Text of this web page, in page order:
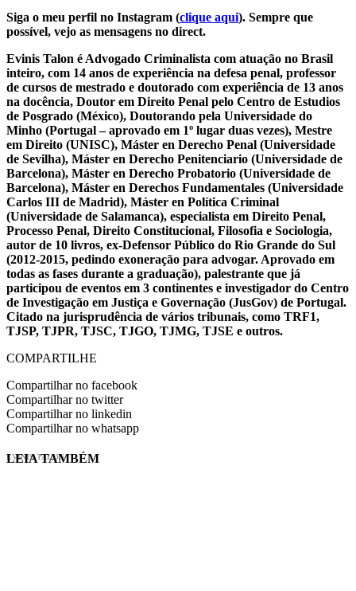
Siga o meu perfil no Instagram (clique aqui). Sempre que
possível, vejo as mensagens no direct.
Evinis Talon é Advogado Criminalista com atuação no Brasil
inteiro, com 14 anos de experiência na defesa penal, professor
de cursos de mestrado e doutorado com experiência de 13 anos
na docência, Doutor em Direito Penal pelo Centro de Estudios
de Posgrado (México), Doutorando pela Universidade do
Minho (Portugal – aprovado em 1º lugar duas vezes), Mestre
em Direito (UNISC), Máster en Derecho Penal (Universidade
de Sevilha), Máster en Derecho Penitenciario (Universidade de
Barcelona), Máster en Derecho Probatorio (Universidade de
Barcelona), Máster en Derechos Fundamentales (Universidade
Carlos III de Madrid), Máster en Política Criminal
(Universidade de Salamanca), especialista em Direito Penal,
Processo Penal, Direito Constitucional, Filosofia e Sociologia,
autor de 10 livros, ex-Defensor Público do Rio Grande do Sul
(2012-2015, pedindo exoneração para advogar. Aprovado em
todas as fases durante a graduação), palestrante que já
participou de eventos em 3 continentes e investigador do Centro
de Investigação em Justiça e Governação (JusGov) de Portugal.
Citado na jurisprudência de vários tribunais, como TRF1,
TJSP, TJPR, TJSC, TJGO, TJMG, TJSE e outros.
COMPARTILHE
Compartilhar no facebook
Compartilhar no twitter
Compartilhar no linkedin
Compartilhar no whatsapp
EVINIS TALON
LEIA TAMBÉM